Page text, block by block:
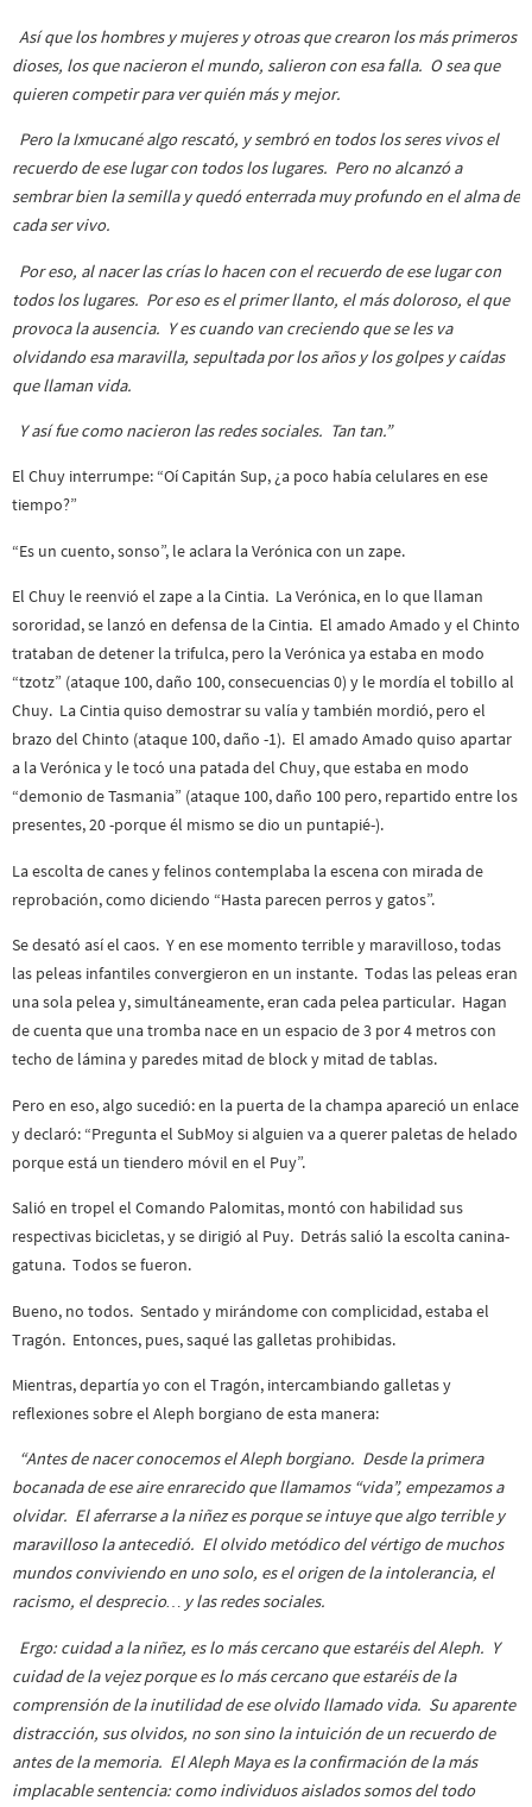
Así que los hombres y mujeres y otroas que crearon los más primeros
dioses, los que nacieron el mundo, salieron con esa falla. O sea que
quieren competir para ver quién más y mejor.
Pero la Ixmucané algo rescató, y sembró en todos los seres vivos el
recuerdo de ese lugar con todos los lugares. Pero no alcanzó a
sembrar bien la semilla y quedó enterrada muy profundo en el alma de
cada ser vivo.
Por eso, al nacer las crías lo hacen con el recuerdo de ese lugar con
todos los lugares. Por eso es el primer llanto, el más doloroso, el que
provoca la ausencia. Y es cuando van creciendo que se les va
olvidando esa maravilla, sepultada por los años y los golpes y caídas
que llaman vida.
Y así fue como nacieron las redes sociales. Tan tan.”
El Chuy interrumpe: “Oí Capitán Sup, ¿a poco había celulares en ese
tiempo?”
“Es un cuento, sonso”, le aclara la Verónica con un zape.
El Chuy le reenvió el zape a la Cintia. La Verónica, en lo que llaman
sororidad, se lanzó en defensa de la Cintia. El amado Amado y el Chinto
trataban de detener la trifulca, pero la Verónica ya estaba en modo
“tzotz” (ataque 100, daño 100, consecuencias 0) y le mordía el tobillo al
Chuy. La Cintia quiso demostrar su valía y también mordió, pero el
brazo del Chinto (ataque 100, daño -1). El amado Amado quiso apartar
a la Verónica y le tocó una patada del Chuy, que estaba en modo
“demonio de Tasmania” (ataque 100, daño 100 pero, repartido entre los
presentes, 20 -porque él mismo se dio un puntapié-).
La escolta de canes y felinos contemplaba la escena con mirada de
reprobación, como diciendo “Hasta parecen perros y gatos”.
Se desató así el caos. Y en ese momento terrible y maravilloso, todas
las peleas infantiles convergieron en un instante. Todas las peleas eran
una sola pelea y, simultáneamente, eran cada pelea particular. Hagan
de cuenta que una tromba nace en un espacio de 3 por 4 metros con
techo de lámina y paredes mitad de block y mitad de tablas.
Pero en eso, algo sucedió: en la puerta de la champa apareció un enlace
y declaró: “Pregunta el SubMoy si alguien va a querer paletas de helado
porque está un tiendero móvil en el Puy”.
Salió en tropel el Comando Palomitas, montó con habilidad sus
respectivas bicicletas, y se dirigió al Puy. Detrás salió la escolta canina-
gatuna. Todos se fueron.
Bueno, no todos. Sentado y mirándome con complicidad, estaba el
Tragón. Entonces, pues, saqué las galletas prohibidas.
Mientras, departía yo con el Tragón, intercambiando galletas y
reflexiones sobre el Aleph borgiano de esta manera:
“Antes de nacer conocemos el Aleph borgiano. Desde la primera
bocanada de ese aire enrarecido que llamamos “vida”, empezamos a
olvidar. El aferrarse a la niñez es porque se intuye que algo terrible y
maravilloso la antecedió. El olvido metódico del vértigo de muchos
mundos conviviendo en uno solo, es el origen de la intolerancia, el
racismo, el desprecio… y las redes sociales.
Ergo: cuidad a la niñez, es lo más cercano que estaréis del Aleph. Y
cuidad de la vejez porque es lo más cercano que estaréis de la
comprensión de la inutilidad de ese olvido llamado vida. Su aparente
distracción, sus olvidos, no son sino la intuición de un recuerdo de
antes de la memoria. El Aleph Maya es la confirmación de la más
implacable sentencia: como individuos aislados somos del todo